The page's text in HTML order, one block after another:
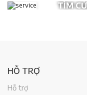
TÌM
HỖ TRỢ
Hỗ trợ